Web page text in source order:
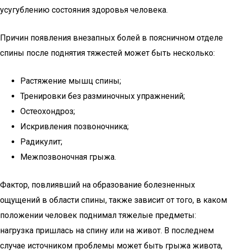
усугублению состояния здоровья человека.
Причин появления внезапных болей в поясничном отделе
спины после поднятия тяжестей может быть несколько:
Растяжение мышц спины;
Тренировки без разминочных упражнений;
Остеохондроз;
Искривления позвоночника;
Радикулит;
Межпозвоночная грыжа.
Фактор, повлиявший на образование болезненных
ощущений в области спины, также зависит от того, в каком
положении человек поднимал тяжелые предметы:
нагрузка пришлась на спину или на живот. В последнем
случае источником проблемы может быть грыжа живота,